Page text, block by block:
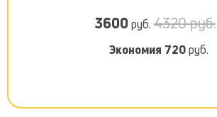
3600 руб.4320 руб.
Экономия 720руб.